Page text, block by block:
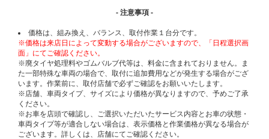
- 注意事項 -
価格は、組み換え、バランス、取付作業１台分です。
※価格は来店日によって変動する場合がございますので、「日程選択画
面」にてご確認ください。
※廃タイヤ処理料やゴムバルブ代等は、料金に含まれておりません。ま
た一部特殊な車両の場合で、取付に追加費用などが発生する場合がござ
います。作業前に、取付店舗で必ずご確認をお願いいたします。
※店舗、車両タイプ、サイズにより価格が異なりますので、予めご了承
ください。
※お車を店頭で確認し、ご選択いただいたサービス内容とお車の状態・
車両タイプ等が適合しない場合は、表示価格と作業価格が異なる場合が
ございます。詳しくは、店舗にてご確認ください。